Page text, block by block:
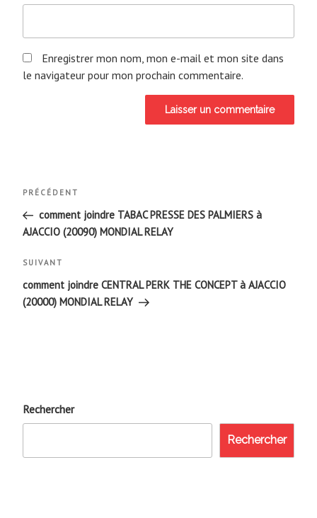
Enregistrer mon nom, mon e-mail et mon site dans
le navigateur pour mon prochain commentaire.
Navigation
de
l’article
Article
précédent
PRÉCÉDENT
comment joindre TABAC PRESSE DES PALMIERS à
AJACCIO (20090) MONDIAL RELAY
Article
suivant
SUIVANT
comment joindre CENTRAL PERK THE CONCEPT à AJACCIO
(20000) MONDIAL RELAY
Rechercher
Rechercher